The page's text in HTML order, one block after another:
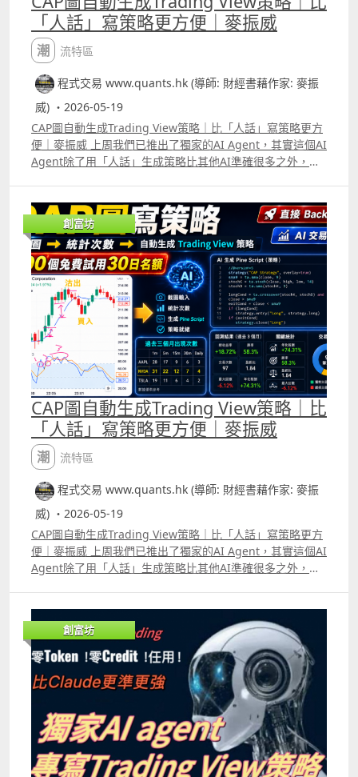
「人話」寫策略更方便｜麥振威
潮流特區
程式交易 www.quants.hk (導師: 財經書藉作家: 麥振
威) ・2026-05-19
CAP圖自動生成Trading View策略｜比「人話」寫策略更方
便｜麥振威 上周我們已推出了獨家的AI Agent，其實這個AI
Agent除了用「人話」生成策略比其他AI準確很多之外，更
置，給我們的AI Agent就能生成Trading View策略代碼。
今天會送出100個免費使用30日名額，使用期限會到6月16
日。大家只要like這段片後再留言，並透過Whatsapp
69091306或在留言中通知我們你的電郵，就能免費使用這
個AI Agent。
創富坊
CAP圖自動生成Trading View策略｜比
「人話」寫策略更方便｜麥振威
潮流特區
程式交易 www.quants.hk (導師: 財經書藉作家: 麥振
威) ・2026-05-19
CAP圖自動生成Trading View策略｜比「人話」寫策略更方
便｜麥振威 上周我們已推出了獨家的AI Agent，其實這個AI
Agent除了用「人話」生成策略比其他AI準確很多之外，更
置，給我們的AI Agent就能生成Trading View策略代碼。
今天會送出100個免費使用30日名額，使用期限會到6月16
日。大家只要like這段片後再留言，並透過Whatsapp
69091306或在留言中通知我們你的電郵，就能免費使用這
個AI Agent。
創富坊